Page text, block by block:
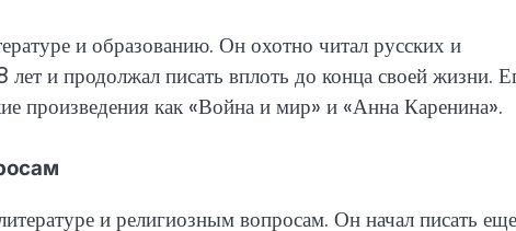
и образованию. Он охотно читал русских и
и продолжал писать вплоть до конца своей жизни.
произведения как «Война и мир» и «Анна Каренина».
и религиозным вопросам. Он начал писать